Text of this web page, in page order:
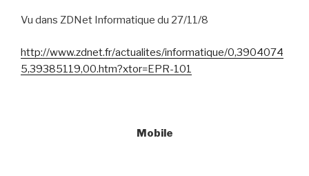
Vu dans ZDNet Informatique du 27/11/8
http://www.zdnet.fr/actualites/informatique/0,3904074
5,39385119,00.htm?xtor=EPR-101
Mobile